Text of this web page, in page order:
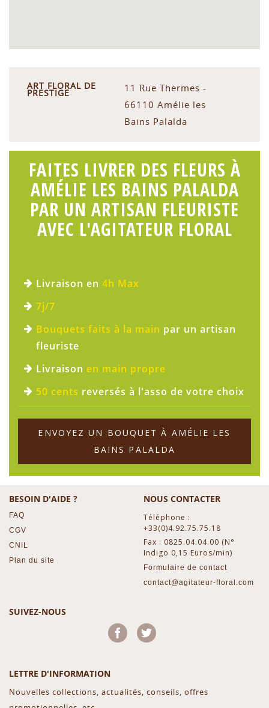
ART FLORAL DE
PRESTIGE
11 Rue Thermes -
66110 Amélie les
Bains Palalda
FAITES LIVRER DES FLEURS À
AMÉLIE LES BAINS PALALDA
PAR UN ARTISAN FLEURISTE
AVEC L'AGITATEUR FLORAL
Livraison en 4h Max
7j/7
Bouquets faits à la main par un artisan
fleuriste
Livraison en main propre
50 cents reversés à l'asso de votre choix
ENVOYEZ UN BOUQUET À AMÉLIE LES
BAINS PALALDA
BESOIN D'AIDE ?
FAQ
CGV
CNIL
Plan du site
NOUS CONTACTER
Téléphone :
+33(0)4.92.75.75.18
Fax : 0825.04.04.00 (N°
Indigo 0,15 Euros/min)
Formulaire de contact
contact@agitateur-floral.com
SUIVEZ-NOUS
Facebook
LETTRE D'INFORMATION
Nouvelles collections, actualités, conseils, offres